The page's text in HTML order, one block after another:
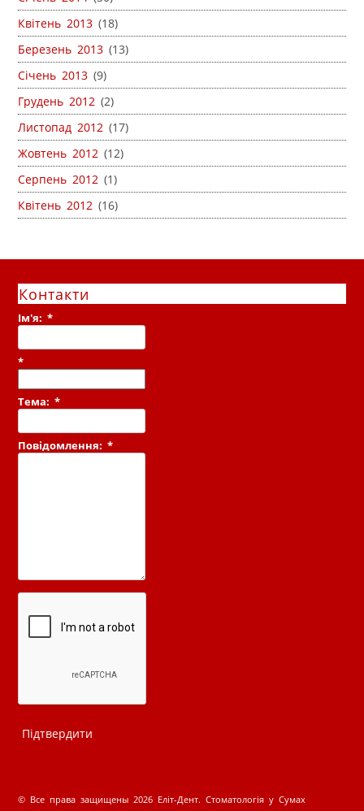
Квітень 2013 (18)
Березень 2013 (13)
Січень 2013 (9)
Грудень 2012 (2)
Листопад 2012 (17)
Жовтень 2012 (12)
Серпень 2012 (1)
Квітень 2012 (16)
Контакти
Ім'я:*
*
Тема:*
Повідомлення:*
© Все права защищены 2026 Еліт-Дент. Стоматологія у Сумах